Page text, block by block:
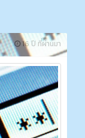
16 ปี ที่ผ่านมา